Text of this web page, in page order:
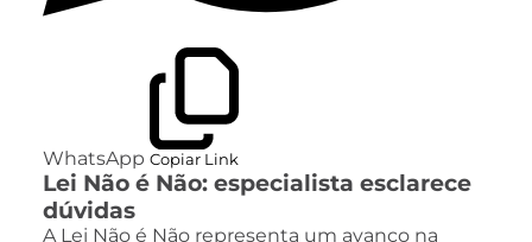
WhatsApp Copiar Link
Lei Não é Não: especialista esclarece
dúvidas
A Lei Não é Não representa um avanço na